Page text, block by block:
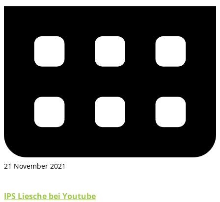
21 November 2021
IPS Liesche bei Youtube